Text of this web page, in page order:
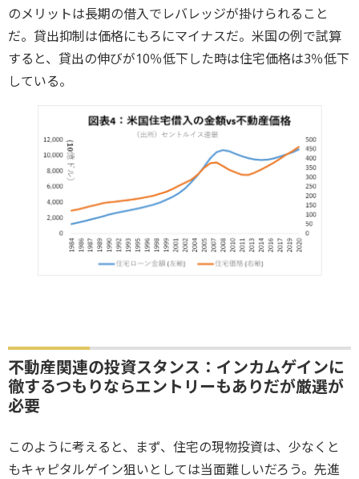
のメリットは長期の借入でレバレッジが掛けられること
だ。貸出抑制は価格にもろにマイナスだ。米国の例で試算
すると、貸出の伸びが10％低下した時は住宅価格は3％低下
している。
不動産関連の投資スタンス：インカムゲインに
徹するつもりならエントリーもありだが厳選が
必要
このように考えると、まず、住宅の現物投資は、少なくと
もキャピタルゲイン狙いとしては当面難しいだろう。先進